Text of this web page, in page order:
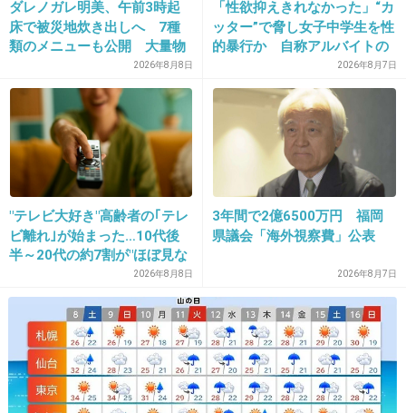
+6 -1
2013/03/06(水) 21:26:10
本当に視覚障害を持ってる人に失礼すぎる
出典：www.kakuix-wing.com
+39 -1
22. 匿名2013/03/06(水) 21:27:10
どこまでも悪質な犯罪
+11 -0
ダレノガレ明美、午前3時起
床で被災地炊き出しへ 7種
類のメニューも公開 大量物
2026年8月8日
「性欲抑えきれなかった」“カ
ッター”で脅し女子中学生を性
的暴行か 自称アルバイトの
2026年8月7日
"テレビ大好き"高齢者の｢テレ
ビ離れ｣が始まった…10代後
半～20代の約7割が"ほぼ見な
い"衝撃の最新データ2026年8月8日
3年間で2億6500万円 福岡
県議会「海外視察費」公表
2026年8月7日